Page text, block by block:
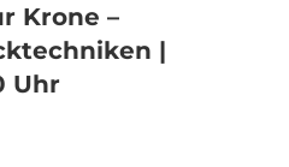
Krone –
|
Uhr